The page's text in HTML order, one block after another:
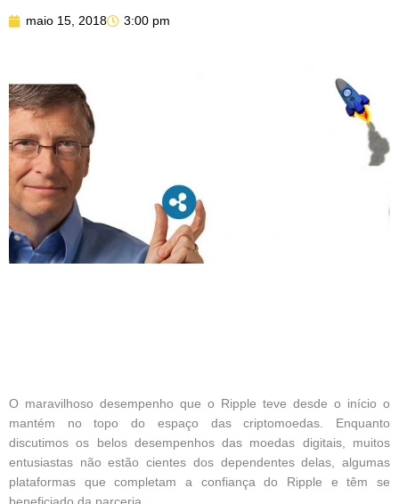
maio 15, 2018 3:00 pm
O maravilhoso desempenho que o Ripple teve desde o início o
mantém no topo do espaço das criptomoedas. Enquanto
discutimos os belos desempenhos das moedas digitais, muitos
entusiastas não estão cientes dos dependentes delas, algumas
plataformas que completam a confiança do Ripple e têm se